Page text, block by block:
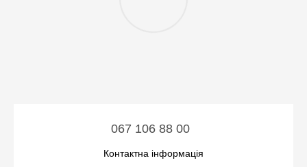
067 106 88 00
Контактна інформація